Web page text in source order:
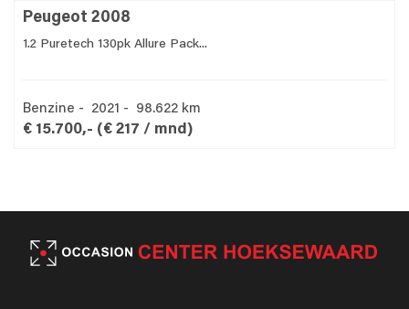
Peugeot 2008
1.2 Puretech 130pk Allure Pack...
Benzine - 2021 - 98.622 km
€ 15.700,- (€ 217 / mnd)